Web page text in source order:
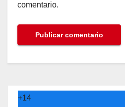
comentario.
+14